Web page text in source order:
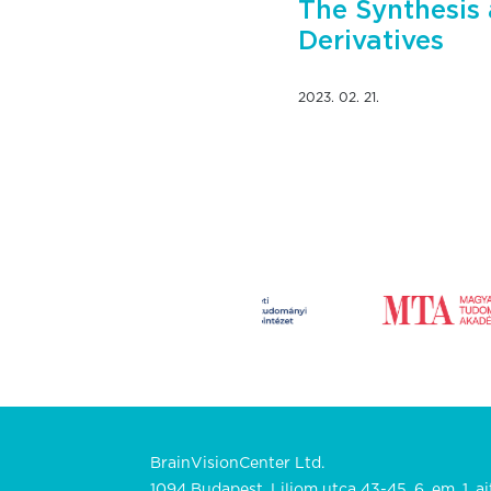
The
Derivatives
2023. 02. 21.
BrainVisionCenter Ltd.